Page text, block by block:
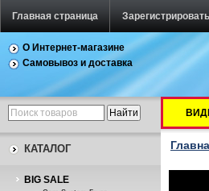
Главная страница
О Интернет-магазине
Самовывоз и доставка
КАТАЛОГ
BIG SALE